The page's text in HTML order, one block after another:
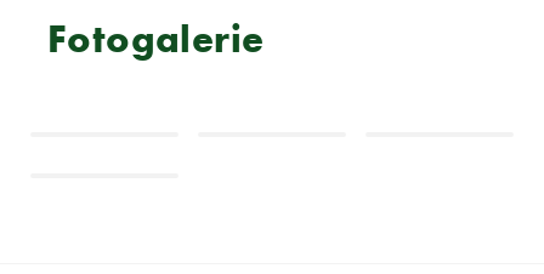
Fotogalerie